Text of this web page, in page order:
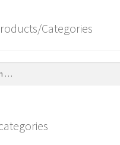
Categories